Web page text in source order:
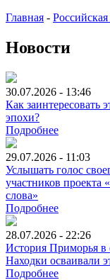
Главная -
Новости
30.07.2026 - 13:46
Как заинтересовать
эпохи?
Подробнее
29.07.2026 - 11:03
Услышать голос
участников проекта
слова»
Подробнее
28.07.2026 - 22:26
История Приморья в
Находки осваивали
Подробнее